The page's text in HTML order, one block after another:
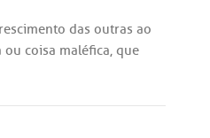
das outras ao
ou coisa maléfica, que